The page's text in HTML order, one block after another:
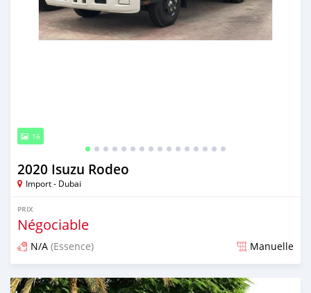
16
2020 Isuzu Rodeo
Import - Dubai
PRIX
Négociable
N/A (Essence) Manuelle
Publié il y a presque 6 ans